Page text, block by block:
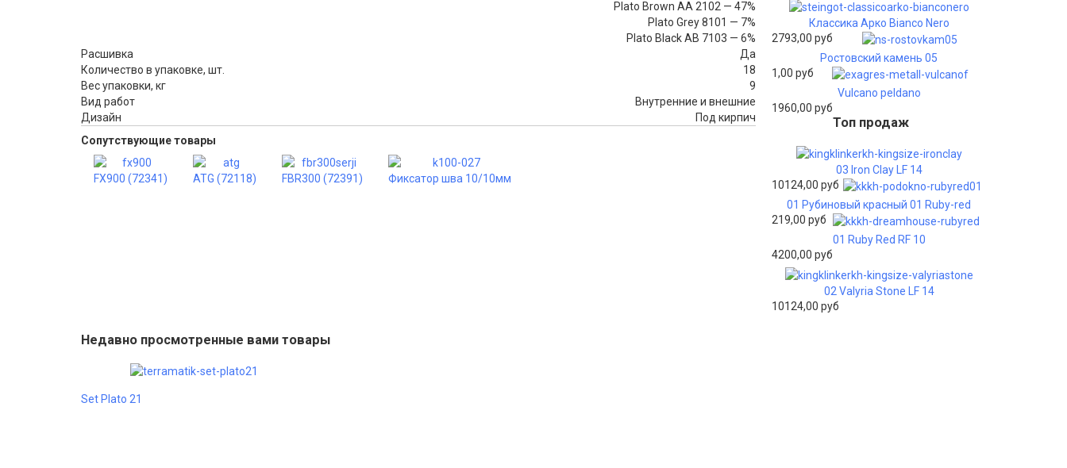
Plato Brown AA 2102 — 47%
Plato Grey 8101 — 7%
Plato Black AB 7103 — 6%
Расшивка
Да
Количество в упаковке, шт.
18
Вес упаковки, кг
9
Вид работ
Внутренние и внешние
Дизайн
Под кирпич
Сопутствующие товары
FX900 (72341) ATG (72118) FBR300 (72391) Фиксатор шва 10/10мм
Классика Арко Bianco Nero
2793,00 руб
Ростовский камень 05
1,00 руб
Vulcano peldano
1960,00 руб
Топ продаж
03 Iron Clay LF 14
10124,00 руб
01 Рубиновый красный 01 Ruby-red
219,00 руб
01 Ruby Red RF 10
4200,00 руб
02 Valyria Stone LF 14
10124,00 руб
Недавно просмотренные вами товары
Set Plato 21